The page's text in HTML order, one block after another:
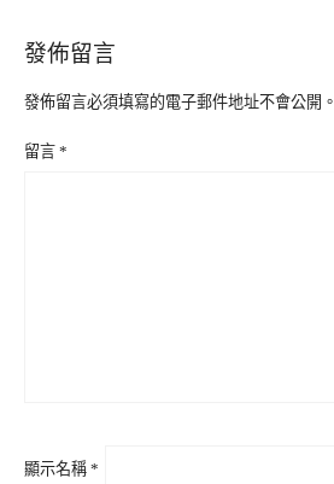
發佈留言
發佈留言必須填寫的電子郵件地址不會公開。
留言 *
顯示名稱 *